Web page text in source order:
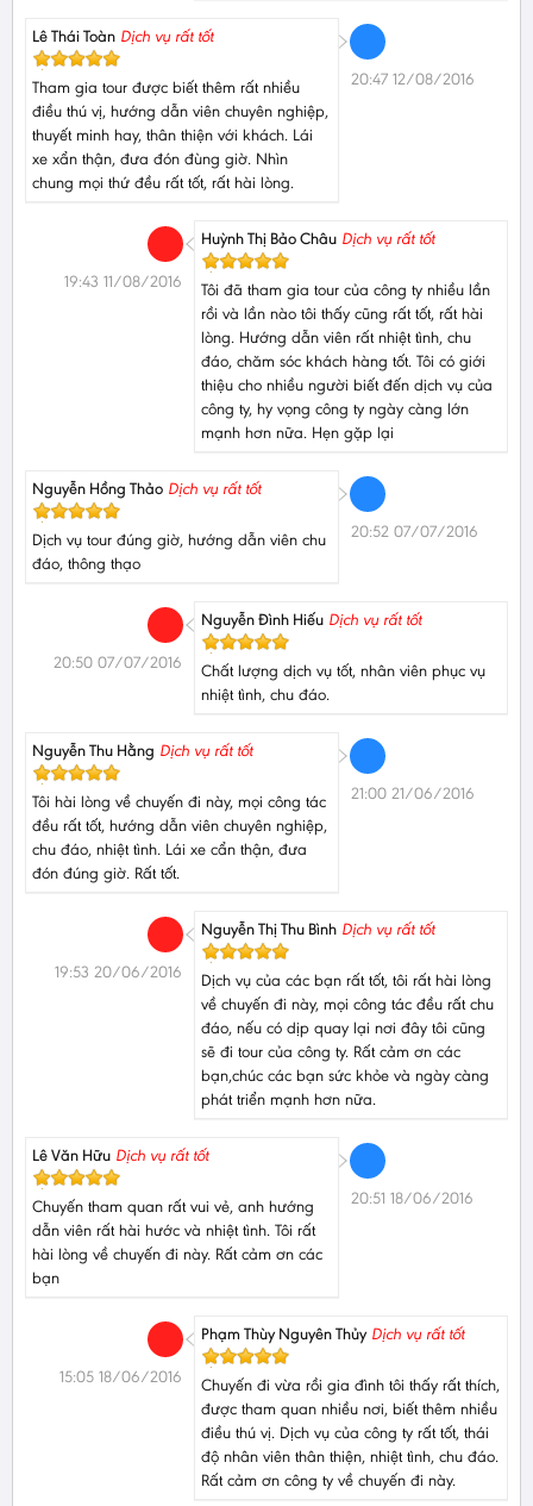
Lê Thái Toàn Dịch vụ rất tốt
Tham gia tour được biết thêm rất nhiều
điều thú vị, hướng dẫn viên chuyên nghiệp,
thuyết minh hay, thân thiện với khách. Lái
xe xẩn thận, đưa đón đùng giờ. Nhìn
chung mọi thứ đều rất tốt, rất hài lòng.
20:47 12/08/2016
Huỳnh Thị Bảo Châu Dịch vụ rất tốt
Tôi đã tham gia tour của công ty nhiều lần
rồi và lần nào tôi thấy cũng rất tốt, rất hài
lòng. Hướng dẫn viên rất nhiệt tình, chu
đáo, chăm sóc khách hàng tốt. Tôi có giới
thiệu cho nhiều người biết đến dịch vụ của
công ty, hy vọng công ty ngày càng lớn
mạnh hơn nữa. Hẹn gặp lại
19:43 11/08/2016
Nguyễn Hồng Thảo Dịch vụ rất tốt
Dịch vụ tour đúng giờ, hướng dẫn viên chu
đáo, thông thạo
20:52 07/07/2016
Nguyễn Đình Hiếu Dịch vụ rất tốt
Chất lượng dịch vụ tốt, nhân viên phục vụ
nhiệt tình, chu đáo.
20:50 07/07/2016
Nguyễn Thu Hằng Dịch vụ rất tốt
Tôi hài lòng về chuyến đi này, mọi công tác
đều rất tốt, hướng dẫn viên chuyên nghiệp,
chu đáo, nhiệt tình. Lái xe cẩn thận, đưa
đón đúng giờ. Rất tốt.
21:00 21/06/2016
Nguyễn Thị Thu Bình Dịch vụ rất tốt
Dịch vụ của các bạn rất tốt, tôi rất hài lòng
về chuyến đi này, mọi công tác đều rất chu
đáo, nếu có dịp quay lại nơi đây tôi cũng
sẽ đi tour của công ty. Rất cảm ơn các
bạn,chúc các bạn sức khỏe và ngày càng
phát triển mạnh hơn nữa.
19:53 20/06/2016
Lê Văn Hữu Dịch vụ rất tốt
Chuyến tham quan rất vui vẻ, anh hướng
dẫn viên rất hài hước và nhiệt tình. Tôi rất
hài lòng về chuyến đi này. Rất cảm ơn các
bạn
20:51 18/06/2016
Phạm Thùy Nguyên Thủy Dịch vụ rất tốt
Chuyến đi vừa rồi gia đình tôi thấy rất thích,
được tham quan nhiều nơi, biết thêm nhiều
điều thú vị. Dịch vụ của công ty rất tốt, thái
độ nhân viên thân thiện, nhiệt tình, chu đáo.
Rất cảm ơn công ty về chuyến đi này.
15:05 18/06/2016